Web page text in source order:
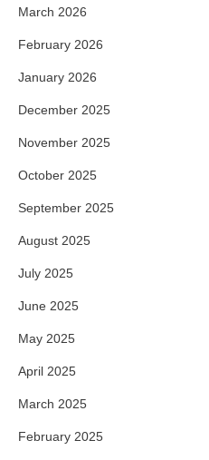
March 2026
February 2026
January 2026
December 2025
November 2025
October 2025
September 2025
August 2025
July 2025
June 2025
May 2025
April 2025
March 2025
February 2025